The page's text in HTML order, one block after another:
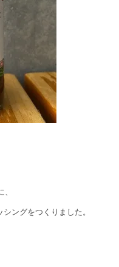
ングをつくりました。